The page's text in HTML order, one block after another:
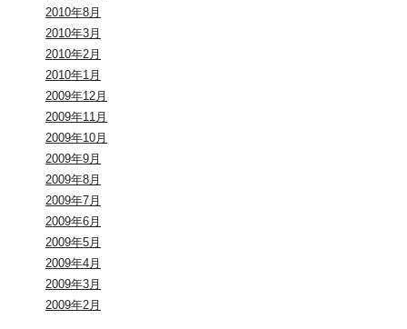
2010年8月
2010年3月
2010年2月
2010年1月
2009年12月
2009年11月
2009年10月
2009年9月
2009年8月
2009年7月
2009年6月
2009年5月
2009年4月
2009年3月
2009年2月